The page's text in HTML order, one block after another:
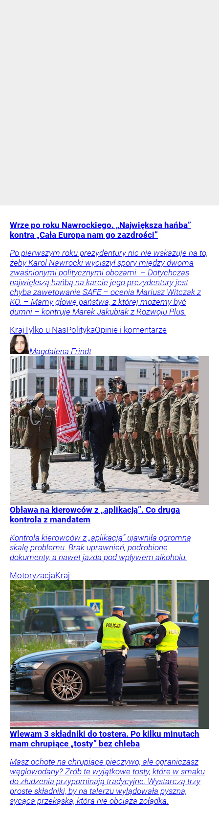
Wrze po roku Nawrockiego. „Największa hańba”
kontra „Cała Europa nam go zazdrości”
Po pierwszym roku prezydentury nic nie wskazuje na to,
żeby Karol Nawrocki wyciszył spory między dwoma
zwaśnionymi politycznymi obozami. – Dotychczas
największą hańbą na karcie jego prezydentury jest
chyba zawetowanie SAFE – ocenia Mariusz Witczak z
KO. – Mamy głowę państwa, z której możemy być
dumni – kontruje Marek Jakubiak z Rozwoju Plus.
KrajTylko u NasPolitykaOpinie i komentarze
Magdalena Frindt
Obława na kierowców z „aplikacją”. Co druga
kontrola z mandatem
Kontrola kierowców z „aplikacją” ujawniła ogromną
skalę problemu. Brak uprawnień, podrobione
dokumenty, a nawet jazda pod wpływem alkoholu.
MotoryzacjaKraj
Wlewam 3 składniki do tostera. Po kilku minutach
mam chrupiące „tosty” bez chleba
Masz ochotę na chrupiące pieczywo, ale ograniczasz
węglowodany? Zrób te wyjątkowe tosty, które w smaku
do złudzenia przypominają tradycyjne. Wystarczą trzy
proste składniki, by na talerzu wylądowała pyszna,
sycąca przekąska, która nie obciąża żołądka.